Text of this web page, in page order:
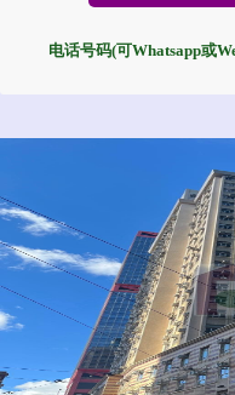
电话号码(可Whatsapp或